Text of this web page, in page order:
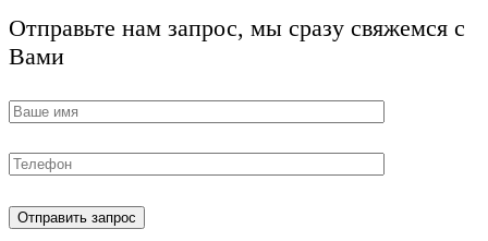
Отправьте нам запрос, мы сразу свяжемся с
Вами